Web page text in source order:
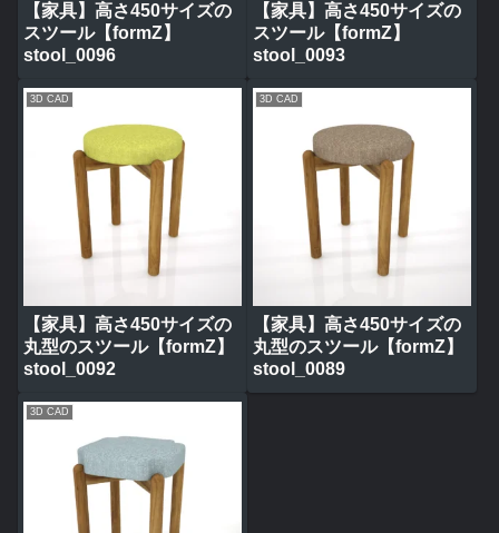
【家具】高さ450サイズの
スツール【formZ】
stool_0096
【家具】高さ450サイズの
スツール【formZ】
stool_0093
3D CAD
【家具】高さ450サイズの
丸型のスツール【formZ】
stool_0092
3D CAD
【家具】高さ450サイズの
丸型のスツール【formZ】
stool_0089
3D CAD